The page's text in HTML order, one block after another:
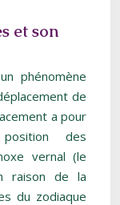
et son
phénomène
de
a pour
des
vernal (le
raison de la
du zodiaque